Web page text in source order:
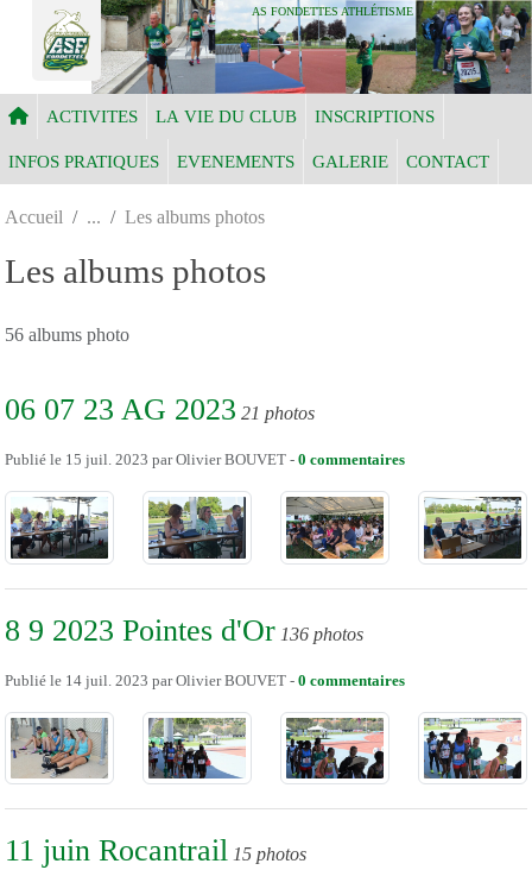
AS FONDETTES ATHLÉTISME
ACTIVITES LA VIE DU CLUB INSCRIPTIONS
INFOS PRATIQUES EVENEMENTS GALERIE CONTACT
Accueil Les albums photos
Les albums photos
56 albums photo
06 07 23 AG 2023 21 photos
Publié le 15 juil. 2023 parOlivier BOUVET - 0 commentaires
8 9 2023 Pointes d'Or 136 photos
Publié le 14 juil. 2023 parOlivier BOUVET - 0 commentaires
11 juin Rocantrail 15 photos
Panneau de gestion des cookies